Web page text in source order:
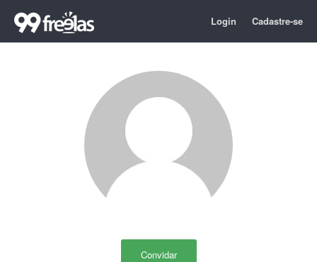
Login Cadastre-se
Convidar